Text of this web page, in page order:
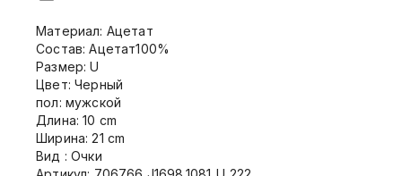
Материал: Ацетат
Состав: Ацетат100%
Размер: U
Цвет: Черный
пол: мужской
Длина: 10 cm
Ширина: 21 cm
Вид : Очки